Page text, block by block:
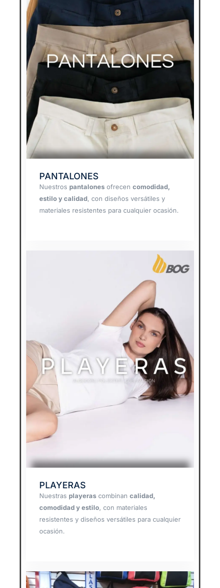
PANTALONES
Nuestros pantalones ofrecen comodidad,
estilo y calidad, con diseños versátiles y
materiales resistentes para cualquier ocasión.
PLAYERAS
Nuestras playeras combinan calidad,
comodidad y estilo, con materiales
resistentes y diseños versátiles para cualquier
ocasión.